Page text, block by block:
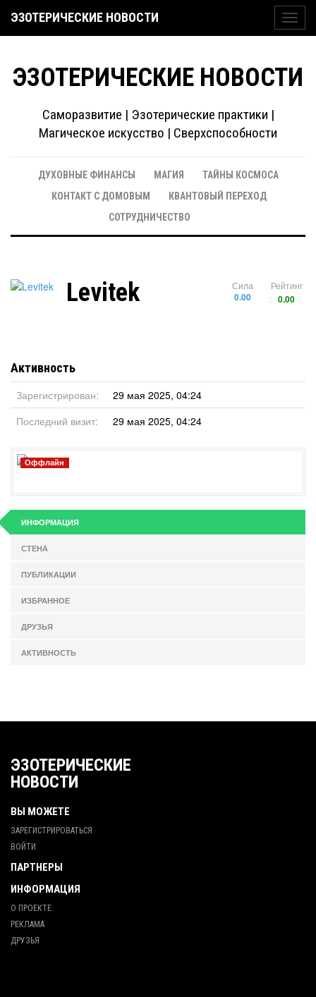
ЭЗОТЕРИЧЕСКИЕ НОВОСТИ
ЭЗОТЕРИЧЕСКИЕ НОВОСТИ
Саморазвитие | Эзотерические практики |
Магическое искусство | Сверхспособности
ДУХОВНЫЕ ФИНАНСЫ МАГИЯ
ТАЙНЫ КОСМОСА
КОНТАКТ С ДОМОВЫМ
КВАНТОВЫЙ ПЕРЕХОД
СОТРУДНИЧЕСТВО
Рейтинг
0.00
Сила
0.00
Levitek
Активность
Зарегистрирован:
29 мая 2025, 04:24
Последний визит:
29 мая 2025, 04:24
Оффлайн
ИНФОРМАЦИЯ
СТЕНА
ПУБЛИКАЦИИ
ИЗБРАННОЕ
ДРУЗЬЯ
АКТИВНОСТЬ
ЭЗОТЕРИЧЕСКИЕ
НОВОСТИ
ВЫ МОЖЕТЕ
ЗАРЕГИСТРИРОВАТЬСЯ
ВОЙТИ
ПАРТНЕРЫ
ИНФОРМАЦИЯ
О ПРОЕКТЕ
РЕКЛАМА
ДРУЗЬЯ